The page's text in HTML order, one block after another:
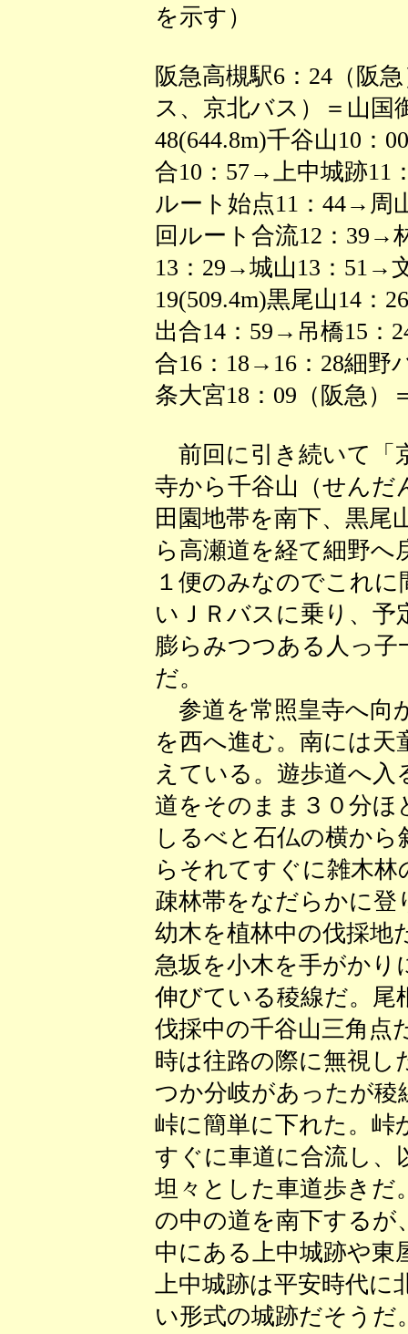
を示す）
阪急高槻駅6：24（阪
ス、京北バス）＝山
48(644.8m)千谷山10：
合10：57→上中城跡11
ルート始点11：44→周
回ルート合流12：39→
13：29→城山13：51→
19(509.4m)黒尾山14
出合14：59→吊橋15：
合16：18→16：28細野
条大宮18：09（阪急）
前回に引き続いて「
寺から千谷山（せんだ
田園地帯を南下、黒尾
ら高瀬道を経て細野へ
１便のみなのでこれ
いＪＲバスに乗り、予
膨らみつつある人っ子
だ。
参道を常照皇寺へ向
を西へ進む。南には
えている。遊歩道へ
道をそのまま３０分ほ
しるべと石仏の横か
らそれてすぐに雑木
疎林帯をなだらかに
幼木を植林中の伐採地
急坂を小木を手がかり
伸びている稜線だ。尾
伐採中の千谷山三角点
時は往路の際に無視し
つか分岐があったが
峠に簡単に下れた。峠
すぐに車道に合流し、
坦々とした車道歩きだ
の中の道を南下するが
中にある上中城跡や東
上中城跡は平安時代に
い形式の城跡だそうだ